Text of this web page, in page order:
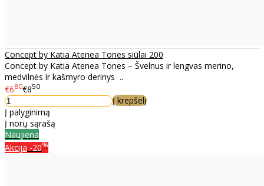
Concept by Katia Atenea Tones siūlai 200
Concept by Katia Atenea Tones – Švelnus ir lengvas merino,
medvilnės ir kašmyro derinys ..
€680€850
Į krepšelį
Į palyginimą
Į norų sąrašą
Naujiena
Akcija -20%